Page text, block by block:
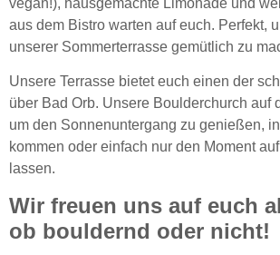
vegan!), hausgemachte Limonade und
aus dem Bistro warten auf euch. Perfekt,
unserer Sommerterrasse gemütlich zu
Unsere Terrasse bietet euch einen der
über Bad Orb. Unsere Boulderchurch auf
um den Sonnenuntergang zu genießen,
kommen oder einfach nur den Moment
lassen.
Wir freuen uns auf euch
ob bouldernd oder nicht!